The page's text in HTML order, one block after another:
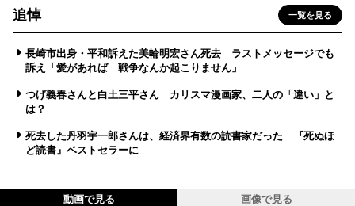
追悼 一覧を見る
長崎市出身・平和訴えた美輪明宏さん死去 ラストメッセージでも
訴え「愛があれば 戦争なんか起こりません」
つげ義春さんと白土三平さん カリスマ漫画家、二人の「違い」と
は？
死去した丹羽宇一郎さんは、経済界有数の読書家だった 『死ぬほ
ど読書』ベストセラーに
動画で見る 画像で見る